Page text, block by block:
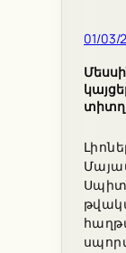
01/03/